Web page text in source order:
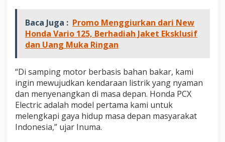
Baca Juga : Promo Menggiurkan dari New
Honda Vario 125, Berhadiah Jaket Eksklusif
dan Uang Muka Ringan
“Di samping motor berbasis bahan bakar, kami
ingin mewujudkan kendaraan listrik yang nyaman
dan menyenangkan di masa depan. Honda PCX
Electric adalah model pertama kami untuk
melengkapi gaya hidup masa depan masyarakat
Indonesia,” ujar Inuma.